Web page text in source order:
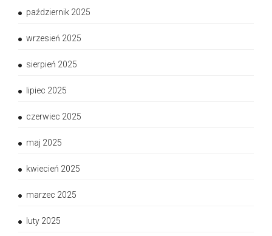
październik 2025
wrzesień 2025
sierpień 2025
lipiec 2025
czerwiec 2025
maj 2025
kwiecień 2025
marzec 2025
luty 2025